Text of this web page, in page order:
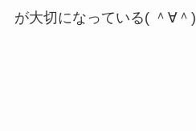
が大切になっている( ＾∀＾)